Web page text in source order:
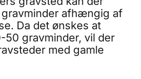
afhængig af
Da det ønskes at
50 gravminder, vil der
med gamle